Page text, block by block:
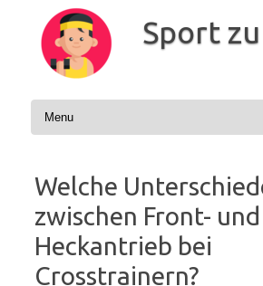
Inhalt
springen
Sport
Welche
zwischen Front- und
Heckantrieb bei
Crosstrainern?